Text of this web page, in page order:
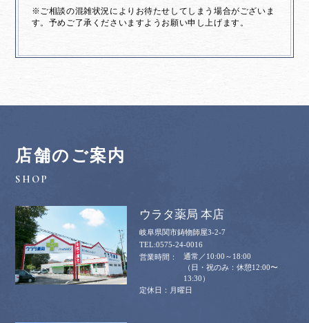
※ご相談の混雑状況によりお待たせしてしまう場合がございま
す。予めご了承くださいますようお願い申し上げます。
店舗のご案内
ウラタ薬局 本店
岐阜県関市鋳物師屋3-2-7
0575-24-0016
通常／10:00～18:00
（日・祝のみ：休憩12:00〜
13:30）
月曜日